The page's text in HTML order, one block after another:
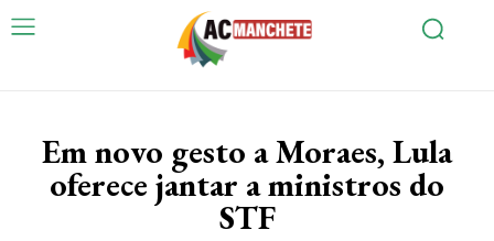
Em novo gesto a Moraes, Lula
oferece jantar a ministros do
STF